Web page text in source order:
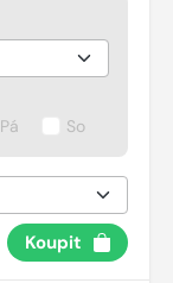
Pá So
Koupit